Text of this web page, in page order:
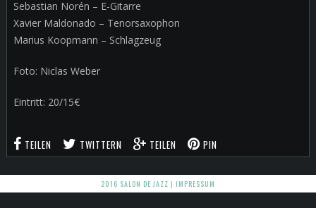
Sebastian Norén – E-Gitarre
Xavier Maldonado – Tenorsaxophon
Marius Koopmann – Schlagzeug
Foto: Niclas Weber
Eintritt: 20/15€
TEILEN TWITTERN TEILEN PIN
2016 SALON DE JAZZ | IMPRESSUM